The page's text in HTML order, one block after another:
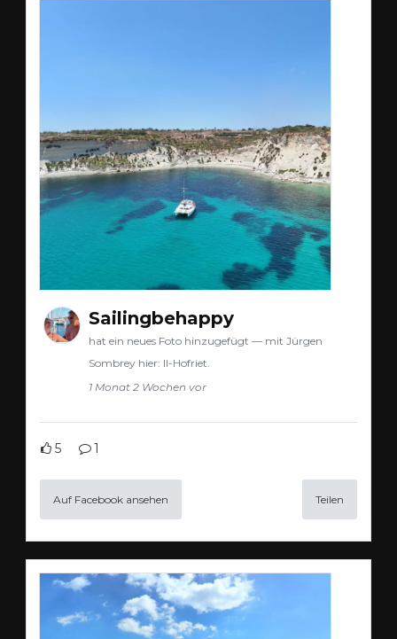
Sailingbehappy
hat ein neues Foto hinzugefügt — mit Jürgen
Sombrey hier: Il-Hofriet.
1 Monat 2 Wochen vor
5 1
Auf Facebook ansehen Teilen